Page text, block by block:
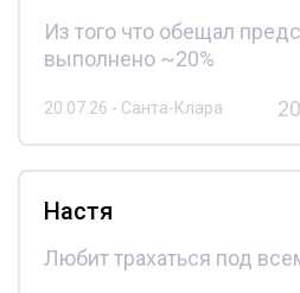
Из того что обещал
выполнено ~20%
20.07.26 - Санта-Клара
Настя
Любит трахаться под